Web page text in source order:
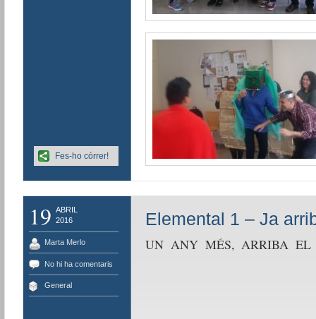
Fes-ho córrer!
19 ABRIL
2016
Marta Merlo
No hi ha comentaris
General
Elemental 1 – Ja
UN ANY MÉS, ARRIBA